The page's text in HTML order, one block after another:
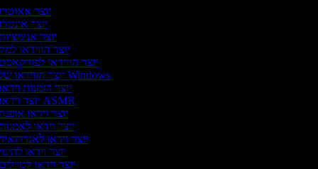
יוצר
יוצר
יוצר
יוצר הווידאו
יוצר הווידאו
יוצר הווידאו של Windows
יוצר הזמנות
יוצר וידאו ASMR
יוצר וידאו
יוצר וידאו
יוצר וידאו
יוצר וידאו
יוצר וידאו